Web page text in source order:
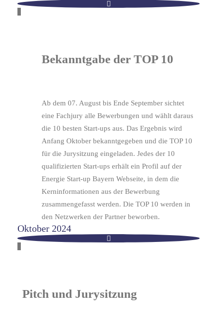
Bekanntgabe der TOP 10
Ab dem 07. August bis Ende September sichtet
eine Fachjury alle Bewerbungen und wählt daraus
die 10 besten Start-ups aus. Das Ergebnis wird
Anfang Oktober bekanntgegeben und die TOP 10
für die Jurysitzung eingeladen. Jedes der 10
qualifizierten Start-ups erhält ein Profil auf der
Energie Start-up Bayern Webseite, in dem die
Kerninformationen aus der Bewerbung
zusammengefasst werden. Die TOP 10 werden in
den Netzwerken der Partner beworben.
Oktober 2024
Pitch und Jurysitzung